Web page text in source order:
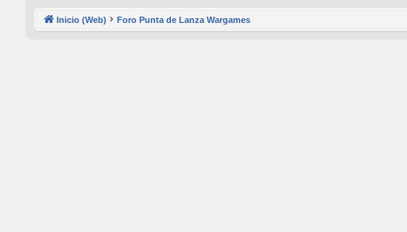
Inicio (Web) Foro Punta de Lanza Wargames